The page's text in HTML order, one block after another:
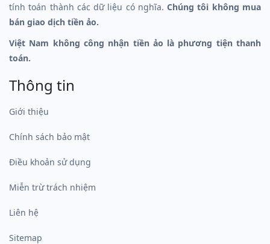
tính toán thành các dữ liệu có nghĩa.Chúng tôi không mua
bán giao dịch tiền ảo.
Việt Nam không công nhận tiền ảo là phương tiện thanh
toán.
Thông tin
Giới thiệu
Chính sách bảo mật
Điều khoản sử dụng
Miễn trừ trách nhiệm
Liên hệ
Sitemap